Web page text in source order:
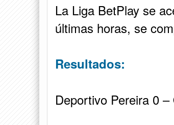
La Liga BetPlay se
últimas horas, se
Resultados:
Deportivo Pereira 0